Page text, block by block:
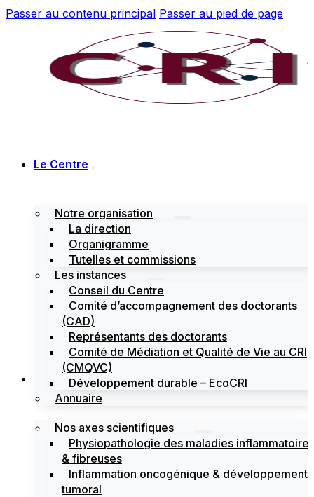
Passer au contenu principal Passer au pied de page
Le Centre
Notre organisation
La direction
Organigramme
Tutelles et commissions
Les instances
Conseil du Centre
Comité d’accompagnement des doctorants
(CAD)
Représentants des doctorants
Comité de Médiation et Qualité de Vie au CRI
(CMQVC)
Développement durable – EcoCRI
Annuaire
Recherche
Nos axes scientifiques
Physiopathologie des maladies inflammatoires
& fibreuses
Inflammation oncogénique & développement
tumoral